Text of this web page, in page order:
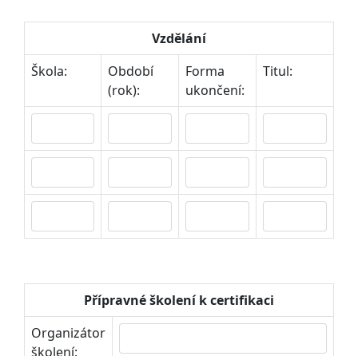
Vzdělání
Škola:
Období
(rok):
Forma
ukončení:
Titul:
Přípravné školení k certifikaci
Organizátor
školení: